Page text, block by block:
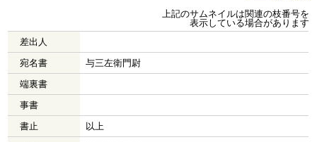
上記のサムネイルは関連の枝番号を
表示している場合があります
差出人
宛名書
与三左衛門尉
端裏書
事書
書止
以上